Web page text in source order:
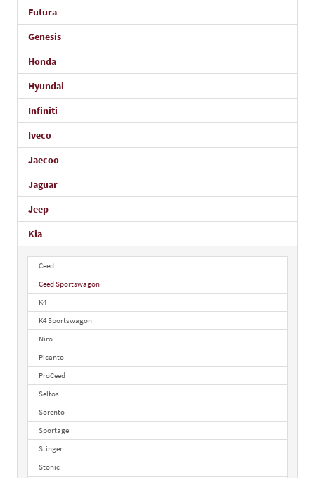
Futura
Genesis
Honda
Hyundai
Infiniti
Iveco
Jaecoo
Jaguar
Jeep
Kia
Ceed
Ceed Sportswagon
K4
K4 Sportswagon
Niro
Picanto
ProCeed
Seltos
Sorento
Sportage
Stinger
Stonic